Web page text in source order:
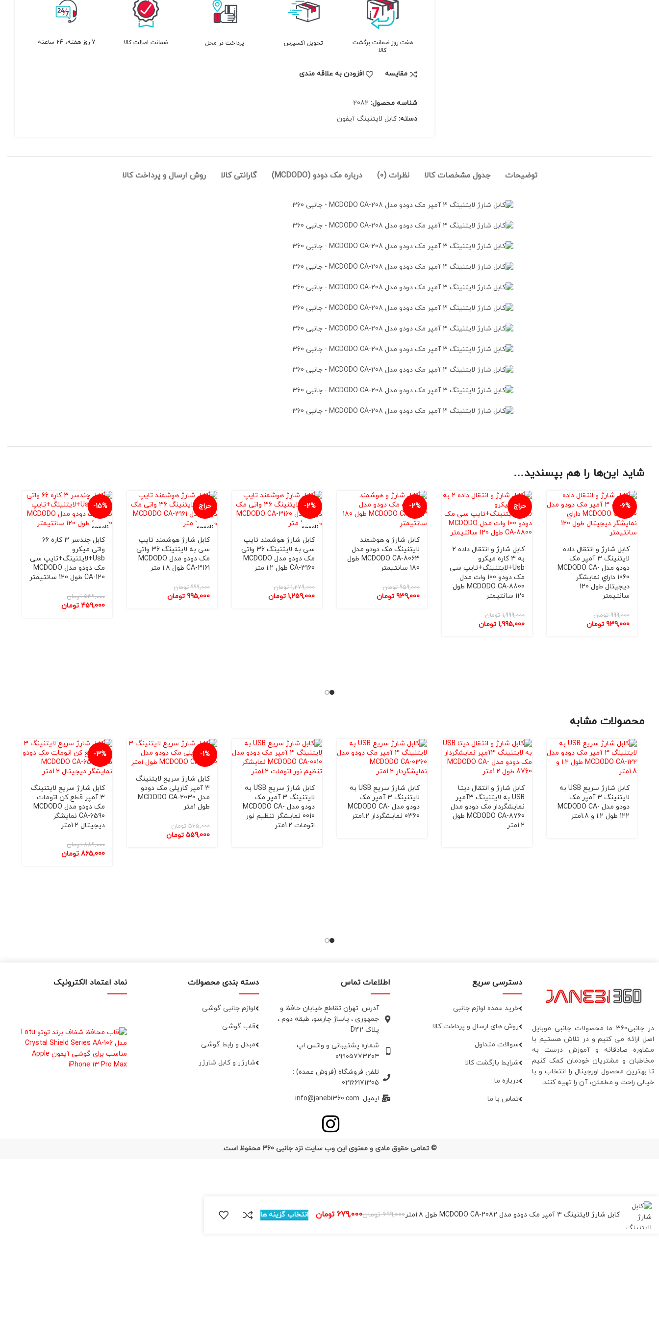
هفت روز ضمانت برگشت
کالا
تحویل اکسپرس پرداخت در محل ضمانت اصالت کالا 7 روز هفته، 24 ساعته
مقايسه افزودن به علاقه مندی
شناسه محصول: 2082
دسته: کابل لایتنینگ آیفون
توضیحات جدول مشخصات کالا نظرات (0) درباره مک دودو (MCDODO) گارانتی کالا روش ارسال و پرداخت کالا
شاید این‌ها را هم بپسندید…
-6%
کابل شارژ و انتقال داده
لایتنینگ 3 آمپر مک
دودو مدل MCDODO CA-
1060 داراي نمایشگر
دیجیتال طول 120
سانتيمتر
999,000 تومان
939,000 تومان
حراج
کابل شارژ و انتقال داده 2
به 3 کاره میکرو
Usb+لایتنینگ+تایپ سی
مک دودو 100 وات مدل
MCDODO CA-8800 طول
120 سانتيمتر
1,999,000 تومان
1,995,000 تومان
-2%
کابل شارژ و هوشمند
لایتنینگ مک دودو مدل
MCDODO CA-8063 طول
180 سانتيمتر
959,000 تومان
939,000 تومان
-2%
ناموجو
کابل شارژ هوشمند تایپ
سی به لایتنینگ 36 واتی
مک دودو مدل MCDODO
CA-3160 طول 1.2 متر
1,279,000 تومان
1,259,000 تومان
حراج
ناموجو
کابل شارژ هوشمند تایپ
سی به لایتنینگ 36 واتی
مک دودو مدل MCDODO
CA-3161 طول 1.8 متر
999,000 تومان
995,000 تومان
-15%
ناموجو
کابل چندسر 3 کاره 66
واتی میکرو
Usb+لایتنینگ+تایپ سی
مک دودو مدل MCDODO
CA-120 طول 120 سانتيمتر
539,000 تومان
459,000 تومان
محصولات مشابه
کابل شارژ سریع USB به
لایتنینگ 3 آمپر مک
دودو مدل MCDODO CA-
122 طول 1.2 و 1.8متر
کابل شارژ و انتقال دیتا
USB به لایتنینگ 3آمپر
نمایشگردار مک دودو مدل
MCDODO CA-8760 طول
1.2متر
کابل شارژ سریع USB به
لایتنینگ 3 آمپر مک
دودو مدل MCDODO CA-
0360 نمایشگردار 1.2متر
کابل شارژ سریع USB به
لایتنینگ 3 آمپر مک
دودو مدل MCDODO CA-
0010 نمایشگر تنظیم نور
اتومات 1.2متر
-1%
کابل شارژ سریع لایتنینگ
3 آمپر کارپلی مک دودو
مدل MCDODO CA-2030
طول 1متر
565,000 تومان
559,000 تومان
-3%
کابل شارژ سریع لایتنینگ
3 آمپر قطع کن اتومات
مک دودو مدل MCDODO
CA-6590 نمایشگر
دیجیتال 1.2متر
889,000 تومان
865,000 تومان
در جانبی360 ما محصولات جانبی موبایل
اصل ارائه می کنیم و در تلاش هستیم با
مشاوره صادقانه و آموزش درست به
مخاطبان و مشتریان خودمان کمک کنیم
تا بهترین محصول اورجینال را انتخاب و با
خیالی راحت و مطمئن، آن را تهیه کنند.
دسترسی سریع
خرید عمده لوازم جانبی
روش های ارسال و پرداخت کالا
سوالات متداول
شرایط بازگشت کالا
درباره ما
تماس با ما
اطلاعات تماس
آدرس: تهران تقاطع خیابان حافظ و
جمهوری ، پاساژ چارسو، طبقه دوم ،
پلاک D42
شماره پشتیبانی و واتس اپ:
۰۹۹۰۵۷۷۳۲۰۴
تلفن فروشگاه (فروش عمده) :
02166171305
ایمیل: info@janebi360.com
دسته بندی محصولات
لوازم جانبی گوشی
قاب گوشی
مبدل و رابط گوشی
شارژر و کابل شارژر
نماد اعتماد الکترونیک
© تمامی حقوق مادی و معنوی این وب سایت نزد جانبی 360 محفوظ است.
کابل شارژ لایتنینگ 3 آمپر مک دودو مدل MCDODO CA-2082 طول 1.8متر تومان تومان انتخاب گزینه ها